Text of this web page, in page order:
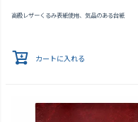
高級レザーくるみ表紙使用、気品のある台紙
カートに入れる